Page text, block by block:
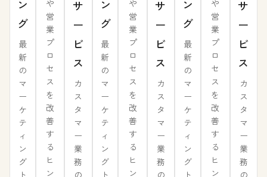
ン
グ
最
新
の
マ
ー
ケ
テ
ィ
ン
グ
ト
や
営
業
プ
ロ
セ
ス
を
改
善
す
る
ヒ
ン
サ
ー
ビ
ス
カ
ス
タ
マ
ー
業
務
の
ン
グ
最
新
の
マ
ー
ケ
テ
ィ
ン
グ
ト
や
営
業
プ
ロ
セ
ス
を
改
善
す
る
ヒ
ン
サ
ー
ビ
ス
カ
ス
タ
マ
ー
業
務
の
ン
グ
最
新
の
マ
ー
ケ
テ
ィ
ン
グ
ト
や
営
業
プ
ロ
セ
ス
を
改
善
す
る
ヒ
ン
サ
ー
ビ
ス
カ
ス
タ
マ
ー
業
務
の